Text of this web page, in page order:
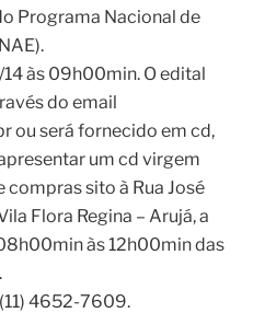
Programa Nacional de
às 09h00min. O edital
do email
ou será fornecido em cd,
um cd virgem
compras sito à Rua José
Flora Regina – Arujá, a
às 12h00min das
4652-7609.